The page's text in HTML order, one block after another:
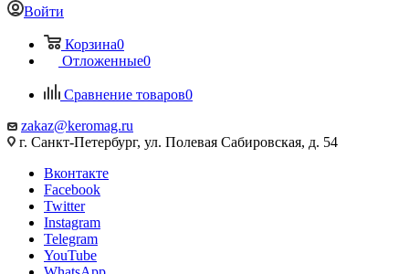
Войти
Корзина0
Отложенные0
Сравнение товаров0
zakaz@keromag.ru
г. Санкт-Петербург, ул. Полевая Сабировская, д. 54
Вконтакте
Facebook
Twitter
Instagram
Telegram
YouTube